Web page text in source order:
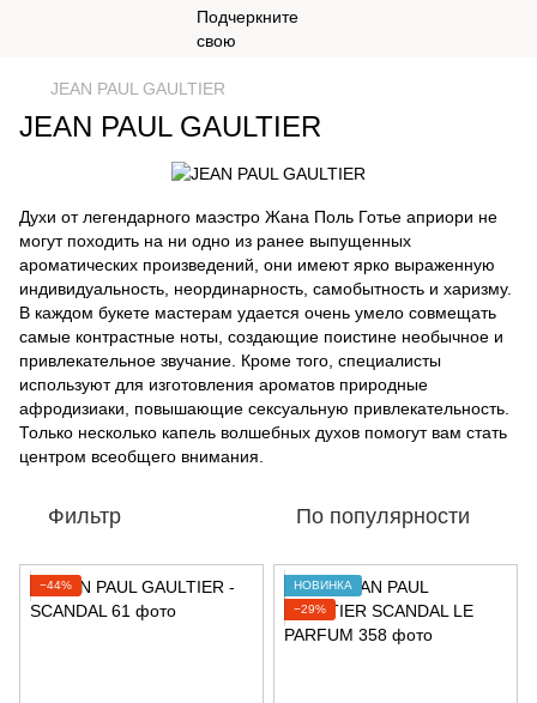
JEAN PAUL GAULTIER
JEAN PAUL GAULTIER
Духи от легендарного маэстро Жана Поль Готье априори не
могут походить на ни одно из ранее выпущенных
ароматических произведений, они имеют ярко выраженную
индивидуальность, неординарность, самобытность и харизму.
В каждом букете мастерам удается очень умело совмещать
самые контрастные ноты, создающие поистине необычное и
привлекательное звучание. Кроме того, специалисты
используют для изготовления ароматов природные
афродизиаки, повышающие сексуальную привлекательность.
Только несколько капель волшебных духов помогут вам стать
центром всеобщего внимания.
Фильтр По популярности
−44%
НОВИНКА
−29%